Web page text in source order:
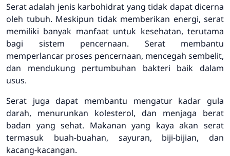
Serat adalah jenis karbohidrat yang tidak dapat dicerna
oleh tubuh. Meskipun tidak memberikan energi, serat
memiliki banyak manfaat untuk kesehatan, terutama
bagi sistem pencernaan. Serat membantu
memperlancar proses pencernaan, mencegah sembelit,
dan mendukung pertumbuhan bakteri baik dalam
usus.
Serat juga dapat membantu mengatur kadar gula
darah, menurunkan kolesterol, dan menjaga berat
badan yang sehat. Makanan yang kaya akan serat
termasuk buah-buahan, sayuran, biji-bijian, dan
kacang-kacangan.